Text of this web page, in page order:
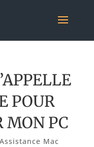
POUR
MON PC
Assistance Mac